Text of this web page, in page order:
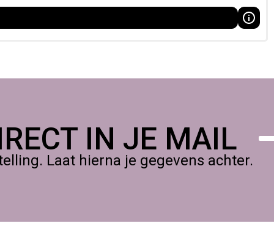
metallic uitstraling. De verf biedt een goede dekking,
rijke en tijdloze uitstraling.
IN JE MAIL
Laat hierna je gegevens achter.